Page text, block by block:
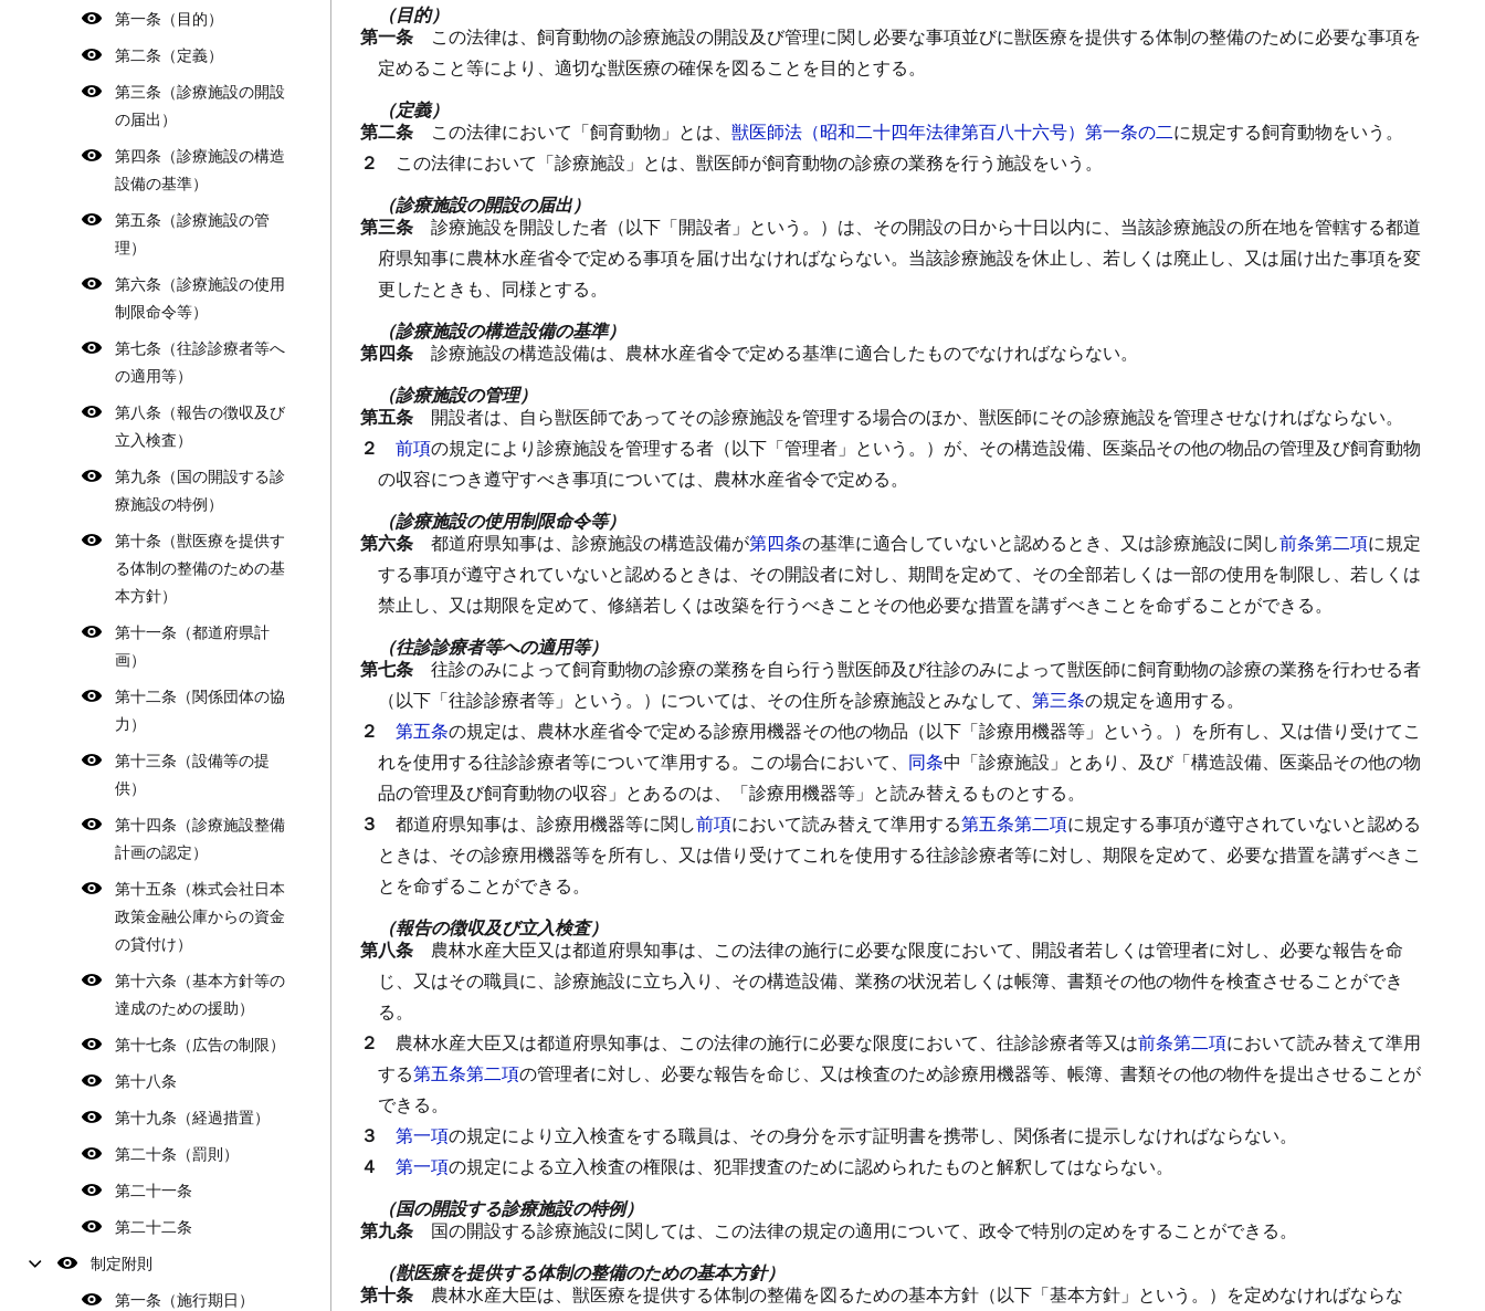
第一条（目的）
第二条（定義）
第三条（診療施設の開設
の届出）
第四条（診療施設の構造
設備の基準）
第五条（診療施設の管
理）
第六条（診療施設の使用
制限命令等）
第七条（往診診療者等へ
の適用等）
第八条（報告の徴収及び
立入検査）
第九条（国の開設する診
療施設の特例）
第十条（獣医療を提供す
る体制の整備のための基
本方針）
第十一条（都道府県計
画）
第十二条（関係団体の協
力）
第十三条（設備等の提
供）
第十四条（診療施設整備
計画の認定）
第十五条（株式会社日本
政策金融公庫からの資金
の貸付け）
第十六条（基本方針等の
達成のための援助）
第十七条（広告の制限）
第十八条
第十九条（経過措置）
第二十条（罰則）
第二十一条
第二十二条
制定附則
第一条（施行期日）
（目的）
第一条 この法律は、飼育動物の診療施設の開設及び管理に関し必要な事項並びに獣医療を提供する体制の整備のために必要な事項を
定めること等により、適切な獣医療の確保を図ることを目的とする。
（定義）
第二条 この法律において「飼育動物」とは、 獣医師法（昭和二十四年法律第百八十六号）第一条の二に規定する飼育動物をいう。
２ この法律において「診療施設」とは、獣医師が飼育動物の診療の業務を行う施設をいう。
（診療施設の開設の届出）
第三条 診療施設を開設した者（以下「開設者」という。）は、その開設の日から十日以内に、当該診療施設の所在地を管轄する都道
府県知事に農林水産省令で定める事項を届け出なければならない。 当該診療施設を休止し、若しくは廃止し、又は届け出た事項を変
更したときも、同様とする。
（診療施設の構造設備の基準）
第四条 診療施設の構造設備は、農林水産省令で定める基準に適合したものでなければならない。
（診療施設の管理）
第五条 開設者は、自ら獣医師であってその診療施設を管理する場合のほか、獣医師にその診療施設を管理させなければならない。
２ 前項の規定により診療施設を管理する者（以下「管理者」という。）が、その構造設備、医薬品その他の物品の管理及び飼育動物
の収容につき遵守すべき事項については、農林水産省令で定める。
（診療施設の使用制限命令等）
第六条 都道府県知事は、診療施設の構造設備が第四条の基準に適合していないと認めるとき、又は診療施設に関し前条第二項に規定
する事項が遵守されていないと認めるときは、その開設者に対し、期間を定めて、その全部若しくは一部の使用を制限し、若しくは
禁止し、又は期限を定めて、修繕若しくは改築を行うべきことその他必要な措置を講ずべきことを命ずることができる。
（往診診療者等への適用等）
第七条 往診のみによって飼育動物の診療の業務を自ら行う獣医師及び往診のみによって獣医師に飼育動物の診療の業務を行わせる者
（以下「往診診療者等」という。）については、その住所を診療施設とみなして、 第三条の規定を適用する。
２ 第五条の規定は、農林水産省令で定める診療用機器その他の物品（以下「診療用機器等」という。）を所有し、又は借り受けてこ
れを使用する往診診療者等について準用する。 この場合において、 同条中「診療施設」とあり、及び「構造設備、医薬品その他の物
品の管理及び飼育動物の収容」とあるのは、「診療用機器等」と読み替えるものとする。
３ 都道府県知事は、診療用機器等に関し前項において読み替えて準用する第五条第二項に規定する事項が遵守されていないと認める
ときは、その診療用機器等を所有し、又は借り受けてこれを使用する往診診療者等に対し、期限を定めて、必要な措置を講ずべきこ
とを命ずることができる。
（報告の徴収及び立入検査）
第八条 農林水産大臣又は都道府県知事は、この法律の施行に必要な限度において、開設者若しくは管理者に対し、必要な報告を命
じ、又はその職員に、診療施設に立ち入り、その構造設備、業務の状況若しくは帳簿、書類その他の物件を検査させることができ
る。
２ 農林水産大臣又は都道府県知事は、この法律の施行に必要な限度において、往診診療者等又は前条第二項において読み替えて準用
する第五条第二項の管理者に対し、必要な報告を命じ、又は検査のため診療用機器等、帳簿、書類その他の物件を提出させることが
できる。
３ 第一項の規定により立入検査をする職員は、その身分を示す証明書を携帯し、関係者に提示しなければならない。
４ 第一項の規定による立入検査の権限は、犯罪捜査のために認められたものと解釈してはならない。
（国の開設する診療施設の特例）
第九条 国の開設する診療施設に関しては、この法律の規定の適用について、政令で特別の定めをすることができる。
（獣医療を提供する体制の整備のための基本方針）
第十条 農林水産大臣は、獣医療を提供する体制の整備を図るための基本方針（以下「基本方針」という。）を定めなければならな